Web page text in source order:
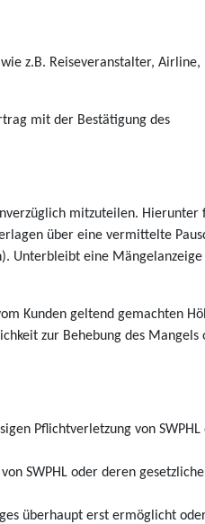
z.B. Reiseveranstalter, Airline,
mit der Bestätigung des
mitzuteilen. Hierunter
über eine vermittelte
Unterbleibt eine
Kunden geltend gemachten
zur Behebung des
Pflichtverletzung von
SWPHL oder deren
überhaupt erst ermöglicht